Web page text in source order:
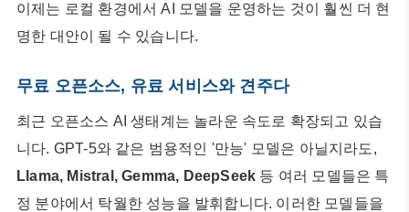
이제는 로컬 환경에서 AI 모델을 운영하는 것이 훨씬 더 현
명한 대안이 될 수 있습니다.
무료 오픈소스, 유료 서비스와 견주다
최근 오픈소스 AI 생태계는 놀라운 속도로 확장되고 있습
니다. GPT-5와 같은 범용적인 '만능' 모델은 아닐지라도,
Llama, Mistral, Gemma, DeepSeek 등 여러 모델들은 특
정 분야에서 탁월한 성능을 발휘합니다. 이러한 모델들을